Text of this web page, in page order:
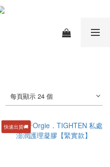
每頁顯示 24 個
快速出貨🚚